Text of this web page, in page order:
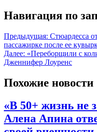
Навигация по
Предыдущая: Стюардесса
пассажирке после ее
Далее: «Переборщили с
Дженнифер Лоуренс
Похожие новости
«В 50+ жизнь не
Алена Апина